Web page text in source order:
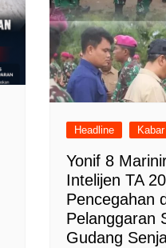
Headline
Yonif 8
Intelijen TA
Pencegahan
Pelanggaran
Gudang